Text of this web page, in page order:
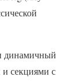
динамичный
секциями с